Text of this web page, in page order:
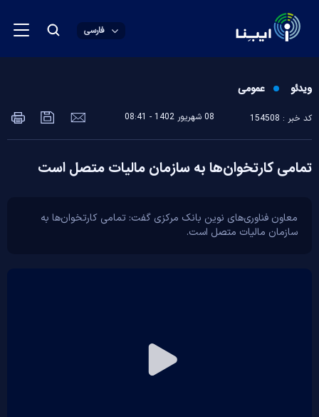
فارسی
ویدئو عمومی
کد خبر : 154508 08 شهريور 1402 - 08:41
تمامی کارتخوان‌ها به سازمان مالیات متصل است
معاون فناوری‌های نوین بانک مرکزی گفت: تمامی کارتخوان‌ها به
سازمان مالیات متصل است.
Play